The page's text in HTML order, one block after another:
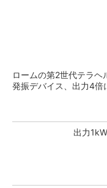
ロームの第2世代テラヘ
発振デバイス、出力4倍
出力